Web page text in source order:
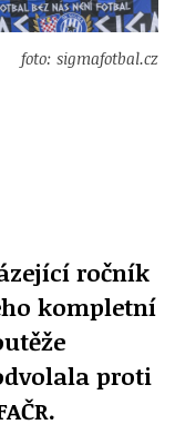
foto: sigmafotbal.cz
ročník
kompletní
proti